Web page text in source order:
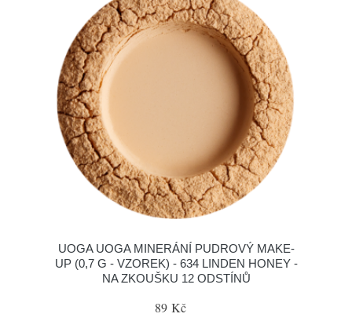
UOGA UOGA MINERÁNÍ PUDROVÝ MAKE-
UP (0,7 G - VZOREK) - 634 LINDEN HONEY -
NA ZKOUŠKU 12 ODSTÍNŮ
89 Kč